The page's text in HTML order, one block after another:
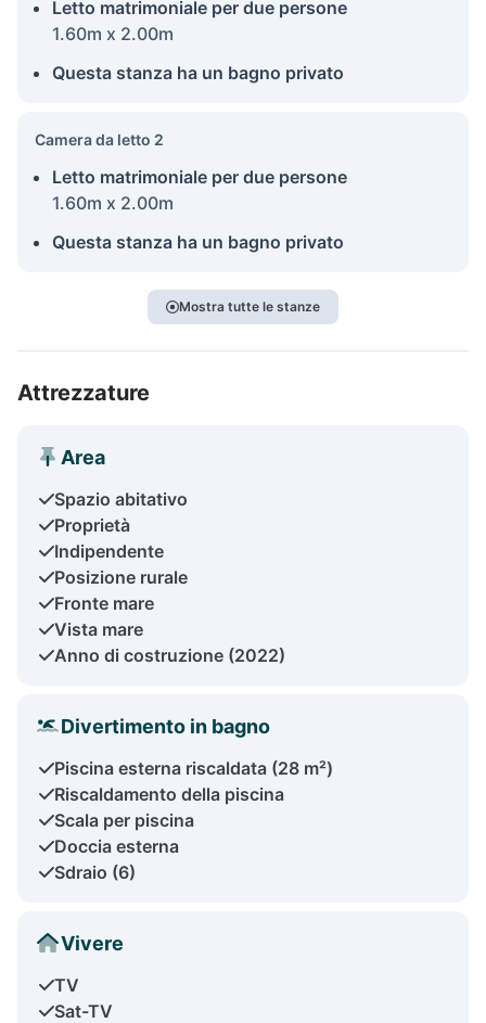
Letto matrimoniale per due persone
1.60m x 2.00m
Questa stanza ha un bagno privato
Camera da letto 2
Letto matrimoniale per due persone
1.60m x 2.00m
Questa stanza ha un bagno privato
Mostra tutte le stanze
Attrezzature
Area
Spazio abitativo
Proprietà
Indipendente
Posizione rurale
Fronte mare
Vista mare
Anno di costruzione (2022)
Divertimento in bagno
Piscina esterna riscaldata (28 m²)
Riscaldamento della piscina
Scala per piscina
Doccia esterna
Sdraio (6)
Vivere
TV
Sat-TV